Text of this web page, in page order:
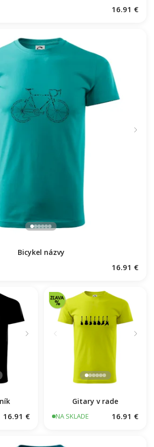
16.91 €
Bicykel názvy
16.91 €
16.91 €
Gitary v rade
NA SKLADE 16.91 €